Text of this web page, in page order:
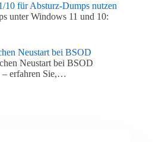
für Absturz-Dumps nutzen
unter Windows 11 und 10:
Neustart bei BSOD
Neustart bei BSOD
– erfahren Sie,…